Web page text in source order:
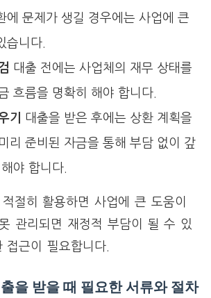
에 문제가 생길 경우에는 사업에 큰
습니다.
대출 전에는 사업체의 재무 상태를
흐름을 명확히 해야 합니다.
기
대출을 받은 후에는 상환 계획을
리 준비된 자금을 통해 부담 없이 갚
야 합니다.
절히 활용하면 사업에 큰 도움이
관리되면 재정적 부담이 될 수 있
접근이 필요합니다.
을 받을 때 필요한 서류와 절차